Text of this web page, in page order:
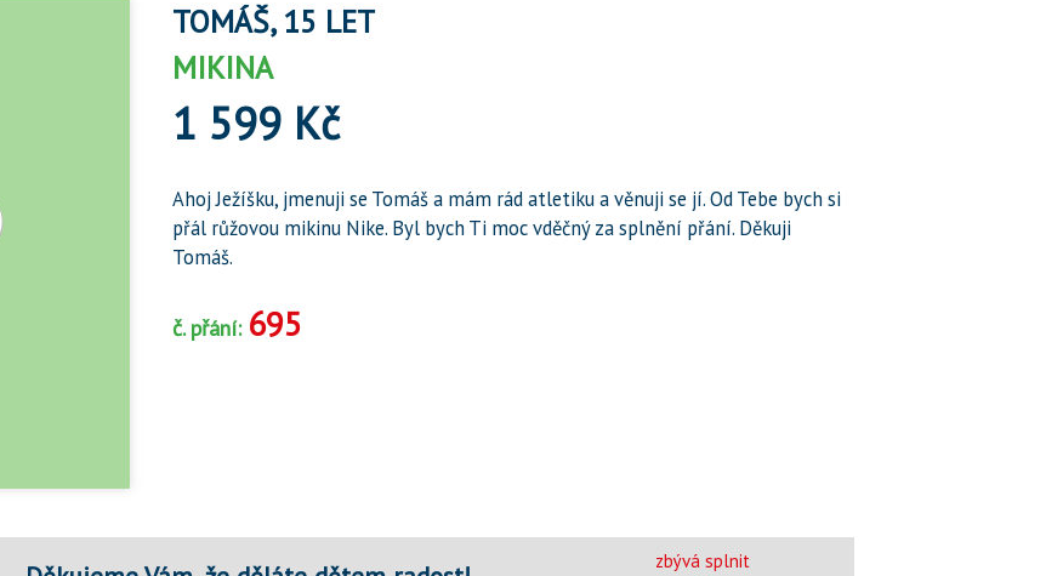
TOMÁŠ, 15 LET
MIKINA
1 599 Kč
Ahoj Ježíšku, jmenuji se Tomáš a mám rád atletiku a věnuji se jí. Od Tebe bych si
přál růžovou mikinu Nike. Byl bych Ti moc vděčný za splnění přání. Děkuji
Tomáš.
č. přání: 695
zbývá splnit